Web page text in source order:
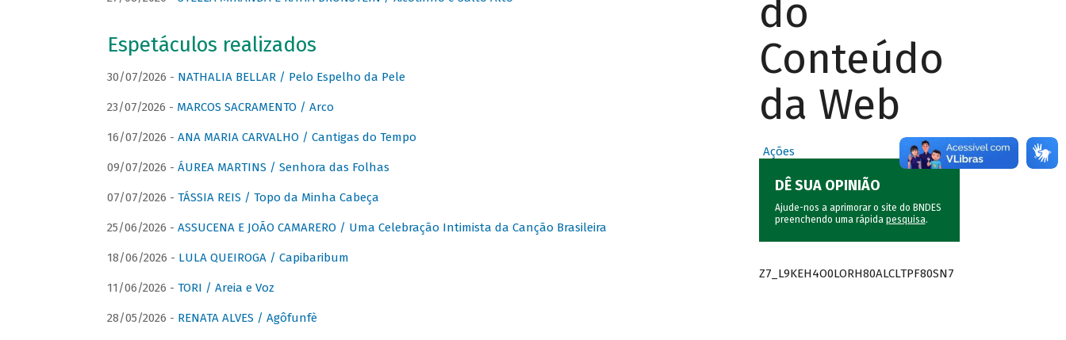
Espetáculos realizados
30/07/2026 - NATHALIA BELLAR / Pelo Espelho da Pele
23/07/2026 - MARCOS SACRAMENTO / Arco
16/07/2026 - ANA MARIA CARVALHO / Cantigas do Tempo
09/07/2026 - ÁUREA MARTINS / Senhora das Folhas
07/07/2026 - TÁSSIA REIS / Topo da Minha Cabeça
25/06/2026 - ASSUCENA E JOÃO CAMARERO / Uma Celebração Intimista da Canção Brasileira
18/06/2026 - LULA QUEIROGA / Capibaribum
11/06/2026 - TORI / Areia e Voz
28/05/2026 - RENATA ALVES / Agôfunfè
do
Conteúdo
da Web
Ações
DÊ SUA OPINIÃO
Ajude-nos a aprimorar o site do BNDES
preenchendo uma rápida pesquisa.
Z7_L9KEH4O0LORH80ALCLTPF80SN7